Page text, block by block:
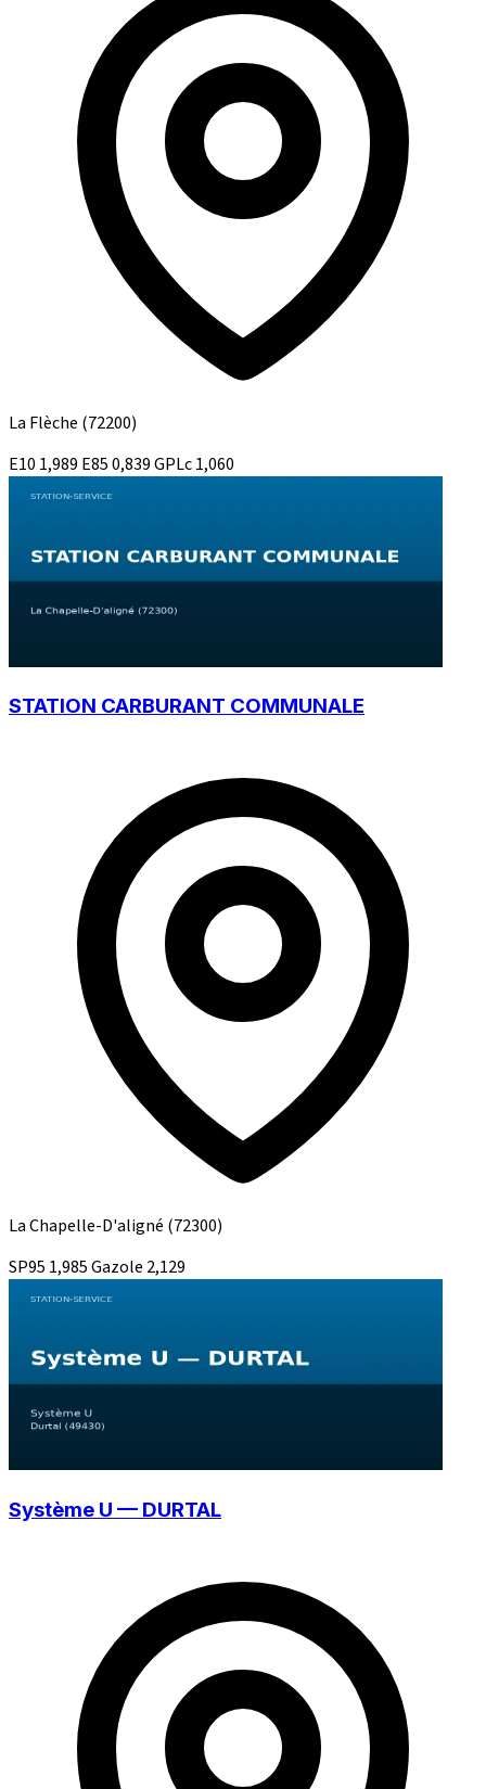
La Flèche (72200)
E10 1,989 E850,839GPLc1,060
STATION CARBURANT COMMUNALE
La Chapelle-D'aligné (72300)
SP95 1,985Gazole 2,129
Système U — DURTAL